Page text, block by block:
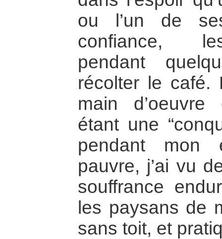
ou l’un de
confiance,
pendant
récolter le café.
main
étant une
pendant mon
pauvre, j’ai vu
souffrance
les paysans de
sans toit, et